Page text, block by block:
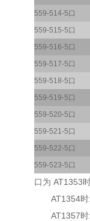
559-514-5口
559-515-5口
559-516-5口
559-517-5口
559-518-5口
559-519-5口
559-520-5口
559-521-5口
559-522-5口
559-523-5口
口为 AT1353
AT1354时
AT1357时